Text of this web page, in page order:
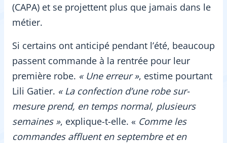
(CAPA) et se projettent plus que jamais dans le
métier.
Si certains ont anticipé pendant l’été, beaucoup
passent commande à la rentrée pour leur
première robe. « Une erreur », estime pourtant
Lili Gatier. « La confection d’une robe sur-
mesure prend, en temps normal, plusieurs
semaines », explique-t-elle. « Comme les
commandes affluent en septembre et en